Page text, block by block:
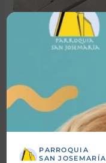
PARROQUIA
SAN JOSEMARÍA